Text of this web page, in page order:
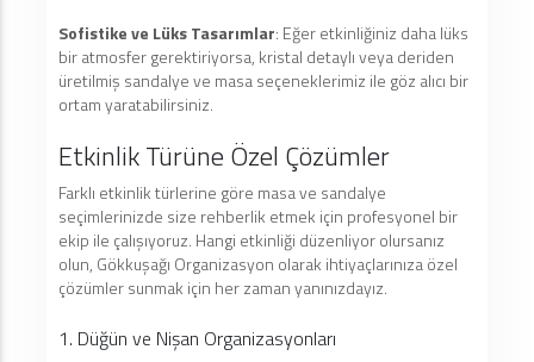
Sofistike ve Lüks Tasarımlar: Eğer etkinliğiniz daha lüks
bir atmosfer gerektiriyorsa, kristal detaylı veya deriden
üretilmiş sandalye ve masa seçeneklerimiz ile göz alıcı bir
ortam yaratabilirsiniz.
Etkinlik Türüne Özel Çözümler
Farklı etkinlik türlerine göre masa ve sandalye
seçimlerinizde size rehberlik etmek için profesyonel bir
ekip ile çalışıyoruz. Hangi etkinliği düzenliyor olursanız
olun, Gökkuşağı Organizasyon olarak ihtiyaçlarınıza özel
çözümler sunmak için her zaman yanınızdayız.
1. Düğün ve Nişan Organizasyonları